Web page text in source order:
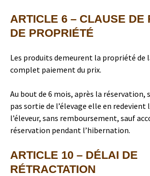
ARTICLE 6 – CLAUSE DE
DE PROPRIÉTÉ
Les produits demeurent la propriété de
complet paiement du prix.
Au bout de 6 mois, après la réservation,
pas sortie de l’élevage elle en
l’éleveur, sans remboursement, sauf
réservation pendant l’hibernation.
ARTICLE 10 – DÉLAI DE
RÉTRACTATION